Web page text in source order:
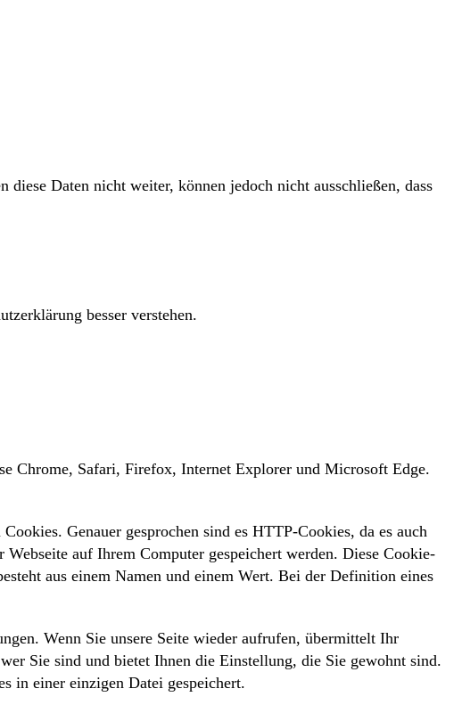
Daten nicht weiter, können jedoch nicht ausschließen, dass
besser verstehen.
Chrome, Safari, Firefox, Internet Explorer und Microsoft Edge.
Genauer gesprochen sind es HTTP-Cookies, da es auch
auf Ihrem Computer gespeichert werden. Diese Cookie-
aus einem Namen und einem Wert. Bei der Definition eines
Wenn Sie unsere Seite wieder aufrufen, übermittelt Ihr
Sie sind und bietet Ihnen die Einstellung, die Sie gewohnt sind.
in einer einzigen Datei gespeichert.